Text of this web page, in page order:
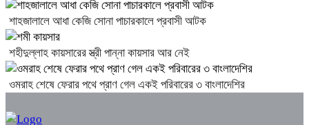
শাহজালালে আধা কেজি সোনা পাচারকালে প্রবাসী আটক
শহীদুল্লাহ কায়সারের স্ত্রী পান্না কায়সার আর নেই
ওমরাহ শেষে ফেরার পথে প্রাণ গেল একই পরিবারের ৩ বাংলাদেশির